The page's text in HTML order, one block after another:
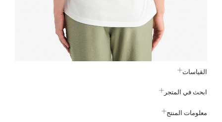
القياسات
ابحث في المتجر
معلومات المنتج